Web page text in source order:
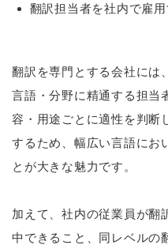
翻訳担当者を社内で雇
翻訳を専門とする会社には
言語・分野に精通する担当
容・用途ごとに適性を判断
するため、幅広い言語にお
とが大きな魅力です。
加えて、社内の従業員が翻
中できること、同レベルの